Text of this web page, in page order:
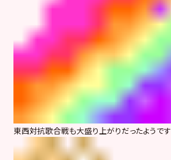
東西対抗歌合戦も大盛り上がりだったようです